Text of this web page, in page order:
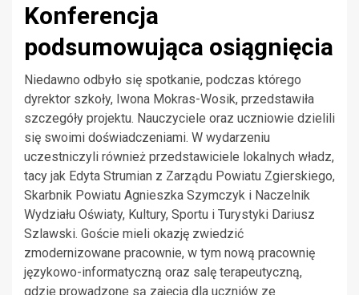
Konferencja
podsumowująca osiągnięcia
Niedawno odbyło się spotkanie, podczas którego
dyrektor szkoły, Iwona Mokras-Wosik, przedstawiła
szczegóły projektu. Nauczyciele oraz uczniowie dzielili
się swoimi doświadczeniami. W wydarzeniu
uczestniczyli również przedstawiciele lokalnych władz,
tacy jak Edyta Strumian z Zarządu Powiatu Zgierskiego,
Skarbnik Powiatu Agnieszka Szymczyk i Naczelnik
Wydziału Oświaty, Kultury, Sportu i Turystyki Dariusz
Szlawski. Goście mieli okazję zwiedzić
zmodernizowane pracownie, w tym nową pracownię
językowo-informatyczną oraz salę terapeutyczną,
gdzie prowadzone są zajęcia dla uczniów ze